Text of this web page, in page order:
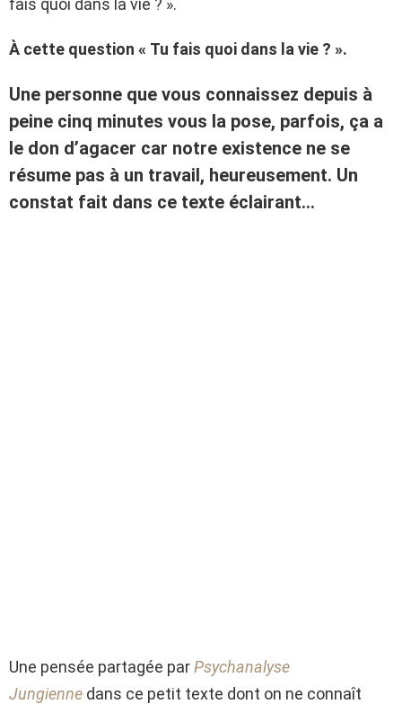
fais quoi dans la vie ? ».
À cette question « Tu fais quoi dans la vie ? ».
Une personne que vous connaissez depuis à
peine cinq minutes vous la pose, parfois, ça a
le don d’agacer car notre existence ne se
résume pas à un travail, heureusement. Un
constat fait dans ce texte éclairant…
Une pensée partagée parPsychanalyse
Jungienne dans ce petit texte dont on ne connaît